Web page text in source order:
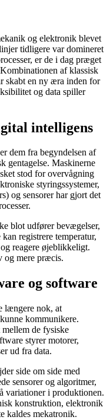
og elektronik blevet
tidligere var domineret
er de i dag præget
af klassisk
skabt en ny æra inden for
og data spiller
intelligens
dem fra begyndelsen af
gentagelse. Maskinerne
stod for overvågning
styringssystemer,
og sensorer har gjort det
blot udfører bevægelser,
registrere temperatur,
reagere øjeblikkeligt.
og mere præcis.
og software
længere nok, at
kommunikere.
de fysiske
styrer motorer,
ud fra data.
side om side med
sensorer og algoritmer,
variationer i produktionen.
konstruktion, elektronik
kaldes mekatronik.